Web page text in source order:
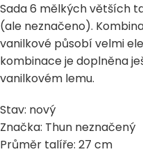
Sada 6 mělkých větších
(ale neznačeno).
vanilkové působí velmi
kombinace je doplněna
vanilkovém lemu.
Stav: nový
Značka: Thun neznačený
Průměr talíře: 27 cm